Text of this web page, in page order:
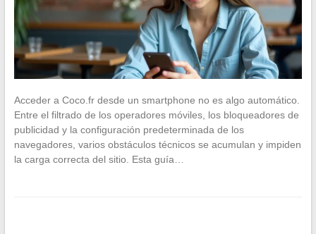
Acceder a Coco.fr desde un smartphone no es algo automático.
Entre el filtrado de los operadores móviles, los bloqueadores de
publicidad y la configuración predeterminada de los
navegadores, varios obstáculos técnicos se acumulan y impiden
la carga correcta del sitio. Esta guía…